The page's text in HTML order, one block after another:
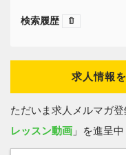
検索履歴
求人情報
ただいま求人メルマガ登
レッスン動画 」を進呈中